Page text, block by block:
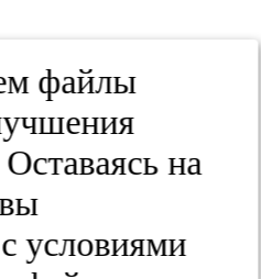
файлы
на
условиями